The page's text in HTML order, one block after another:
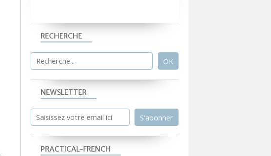
NEWSLETTER
RECHERCHE
PRACTICAL-FRENCH